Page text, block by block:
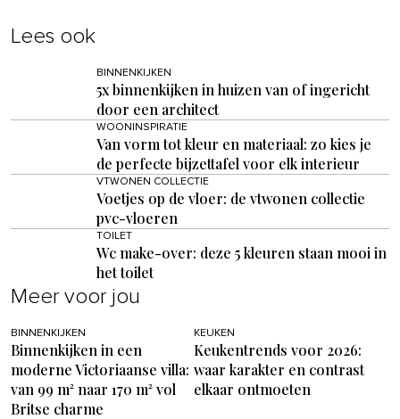
Lees ook
BINNENKIJKEN
5x binnenkijken in huizen van of ingericht
door een architect
WOONINSPIRATIE
Van vorm tot kleur en materiaal: zo kies je
de perfecte bijzettafel voor elk interieur
VTWONEN COLLECTIE
Voetjes op de vloer: de vtwonen collectie
pvc-vloeren
TOILET
Wc make-over: deze 5 kleuren staan mooi in
het toilet
Meer voor jou
BINNENKIJKEN
Binnenkijken in een
moderne Victoriaanse villa:
van 99 m² naar 170 m² vol
Britse charme
KEUKEN
Keukentrends voor 2026:
waar karakter en contrast
elkaar ontmoeten